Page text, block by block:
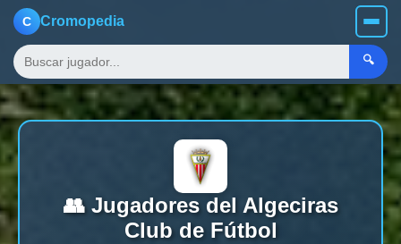
C Cromopedia
🔍
👥 Jugadores del Algeciras
Club de Fútbol